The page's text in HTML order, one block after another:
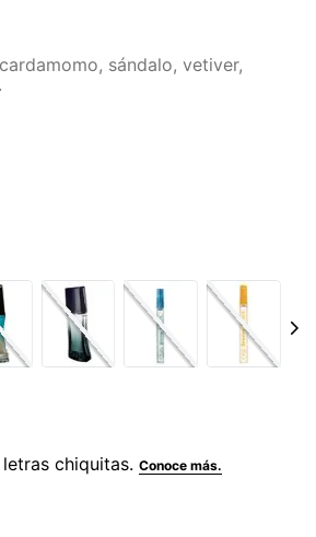
sándalo, vetiver,